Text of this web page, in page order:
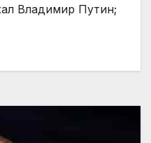
Владимир Путин;